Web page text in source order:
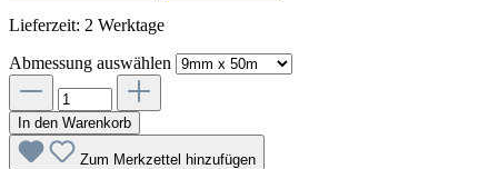
Lieferzeit: 2 Werktage
Abmessung auswählen
In den Warenkorb
Zum Merkzettel hinzufügen